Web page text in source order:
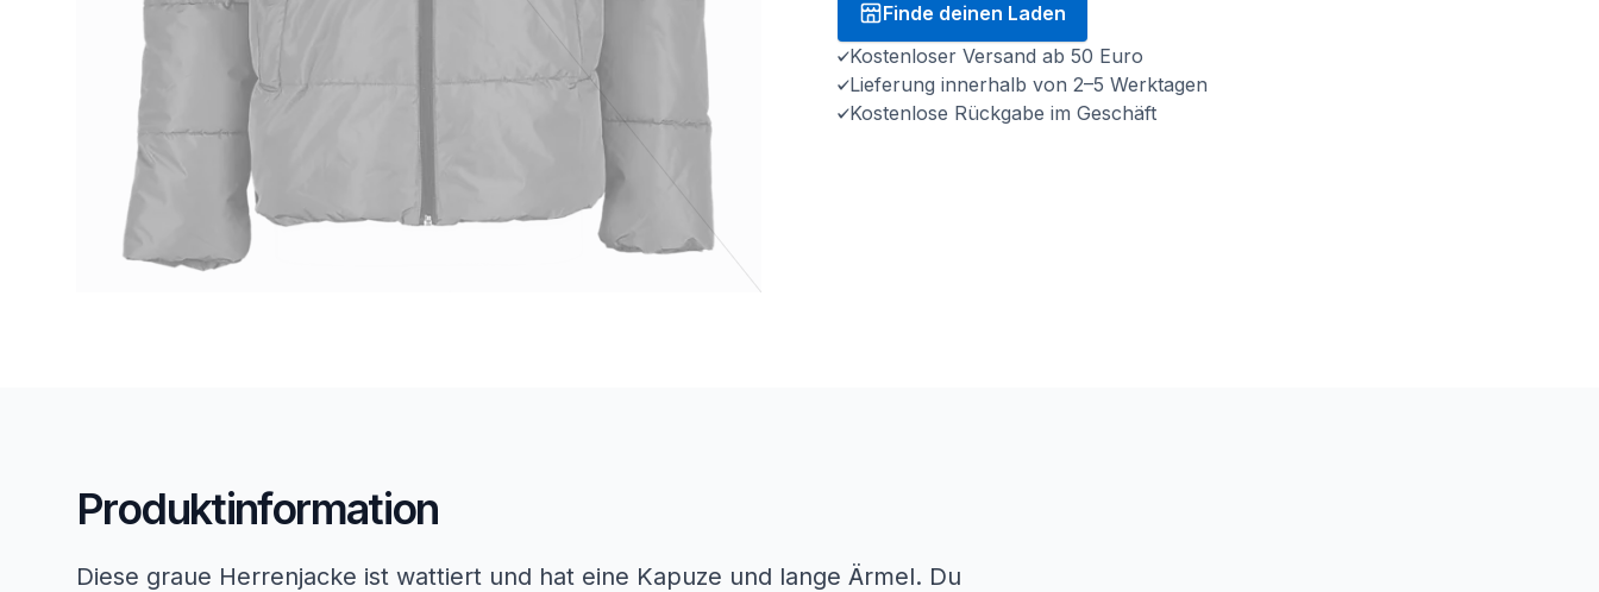
Finde deinen Laden
Kostenloser Versand ab 50 Euro
Lieferung innerhalb von 2–5 Werktagen
Kostenlose Rückgabe im Geschäft
Produktinformation
Diese graue Herrenjacke ist wattiert und hat eine Kapuze und lange Ärmel. Du